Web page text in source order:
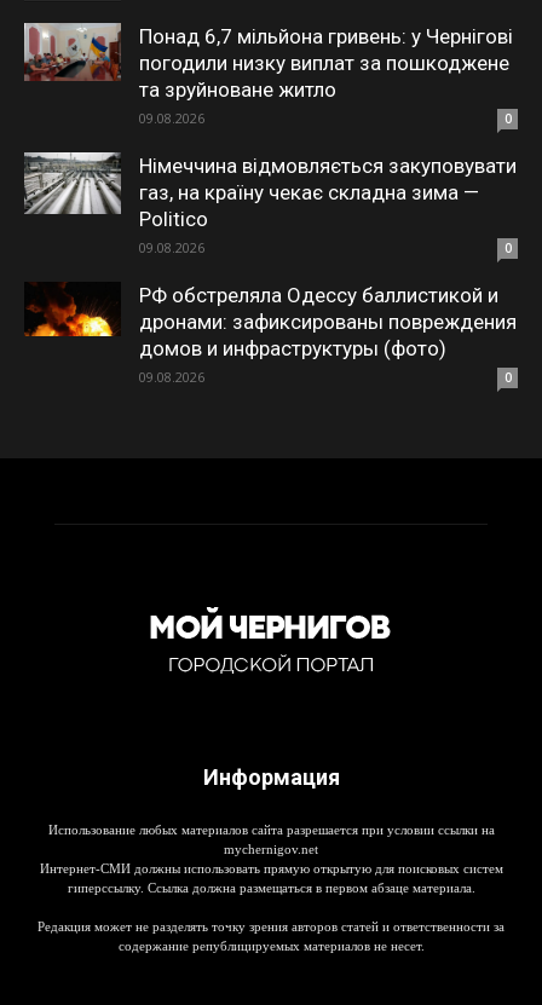
Понад 6,7 мільйона гривень: у Чернігові
погодили низку виплат за пошкоджене
та зруйноване житло
09.08.2026 0
Німеччина відмовляється закуповувати
газ, на країну чекає складна зима —
Politico
09.08.2026 0
РФ обстреляла Одессу баллистикой и
дронами: зафиксированы повреждения
домов и инфраструктуры (фото)
09.08.2026 0
Информация
Использование любых материалов сайта разрешается при условии ссылки на
mychernigov.net
Интернет-СМИ должны использовать прямую открытую для поисковых систем
гиперссылку. Ссылка должна размещаться в первом абзаце материала.
Редакция может не разделять точку зрения авторов статей и ответственности за
содержание републицируемых материалов не несет.